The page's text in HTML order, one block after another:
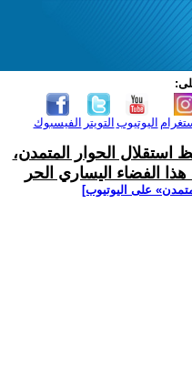
الفيسبوك التويتر اليوتيوب
استقلال الحوار المتمدن،
الفضاء اليساري الحر
على اليوتيوب]